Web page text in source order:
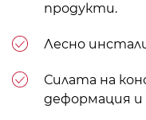
продукти.
Лесно
Силата на
деформация и